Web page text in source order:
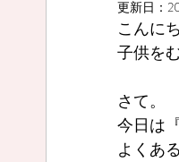
更新日：
こんに
子供を
さて。
今日は
よくあ